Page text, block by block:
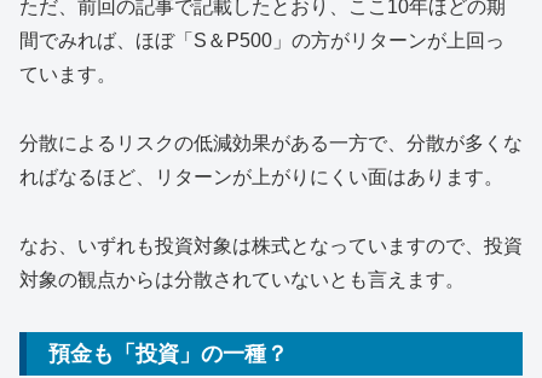
ただ、前回の記事で記載したとおり、ここ10年ほどの期
間でみれば、ほぼ「S＆P500」の方がリターンが上回っ
ています。
分散によるリスクの低減効果がある一方で、分散が多くな
ればなるほど、リターンが上がりにくい面はあります。
なお、いずれも投資対象は株式となっていますので、投資
対象の観点からは分散されていないとも言えます。
預金も「投資」の一種？